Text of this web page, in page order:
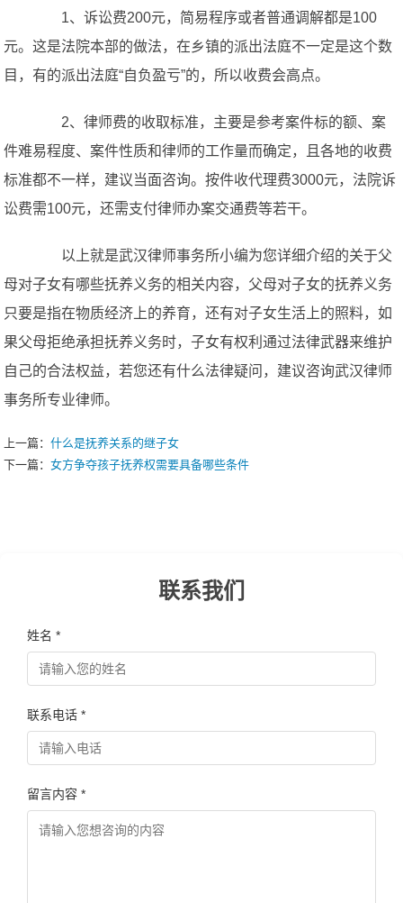
1、诉讼费200元，简易程序或者普通调解都是100
元。这是法院本部的做法，在乡镇的派出法庭不一定是这个数
目，有的派出法庭“自负盈亏”的，所以收费会高点。
2、律师费的收取标准，主要是参考案件标的额、案
件难易程度、案件性质和律师的工作量而确定，且各地的收费
标准都不一样，建议当面咨询。按件收代理费3000元，法院诉
讼费需100元，还需支付律师办案交通费等若干。
以上就是武汉律师事务所小编为您详细介绍的关于父
母对子女有哪些抚养义务的相关内容，父母对子女的抚养义务
只要是指在物质经济上的养育，还有对子女生活上的照料，如
果父母拒绝承担抚养义务时，子女有权利通过法律武器来维护
自己的合法权益，若您还有什么法律疑问，建议咨询武汉律师
事务所专业律师。
上一篇：什么是抚养关系的继子女
下一篇：女方争夺孩子抚养权需要具备哪些条件
联系我们
姓名 *
联系电话 *
留言内容 *